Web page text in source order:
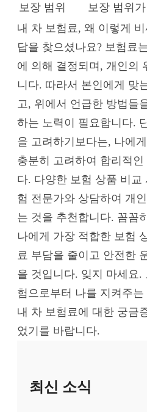
보장 범위
보장 범위
내 차 보험료, 왜 이렇게
답을 찾으셨나요? 보험료
에 의해 결정되며, 개인의
니다. 따라서 본인에게 맞
고, 위에서 언급한 방법들
하는 노력이 필요합니다.
을 고려하기보다는, 나에
충분히 고려하여 합리적
다. 다양한 보험 상품 비교
험 전문가와 상담하여 개
는 것을 추천합니다. 꼼꼼
나에게 가장 적합한 보험
료 부담을 줄이고 안전한
을 것입니다. 잊지 마세요.
험으로부터 나를 지켜주
내 차 보험료에 대한 궁금
었기를 바랍니다.
최신 소식